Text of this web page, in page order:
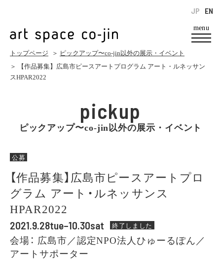
menu
EN
JP
トップページ ＞ ピックアップ〜co-jin以外の展示・イベント
＞ 【作品募集】広島市ピースアートプログラム アート・ルネッサン
スHPAR2022
pickup
ピックアップ〜co-jin以外の展示・イベント
公募
【作品募集】広島市ピースアートプロ
グラム アート・ルネッサンス
HPAR2022
2021.9.28tue–10.30sat 終了しました
会場： 広島市／認定NPO法人ひゅーるぽん／
アートサポーター